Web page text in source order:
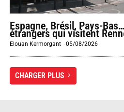
Espagne, Brésil, Pays-
étrangers qui visitent
Elouan Kermorgant -05/08/2026
CHARGER PLUS